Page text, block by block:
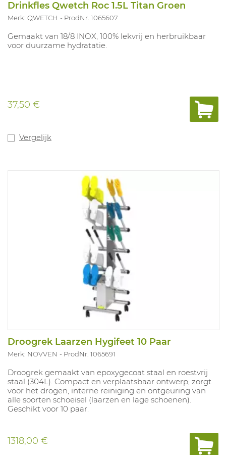
Drinkfles Qwetch Roc 1.5L Titan Groen
Merk: QWETCH ProdNr. 1065607
Gemaakt van 18/8 INOX, 100% lekvrij en herbruikbaar
voor duurzame hydratatie.
37,50 €
Vergelijk
Droogrek Laarzen Hygifeet 10 Paar
Merk: NOVVEN ProdNr. 1065691
Droogrek gemaakt van epoxygecoat staal en roestvrij
staal (304L). Compact en verplaatsbaar ontwerp, zorgt
voor het drogen, interne reiniging en ontgeuring van
alle soorten schoeisel (laarzen en lage schoenen).
Geschikt voor 10 paar.
1318,00 €